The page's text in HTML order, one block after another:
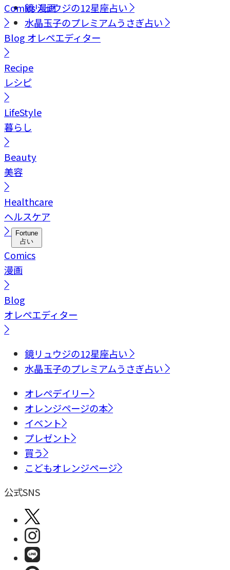
鏡リュウジの12星座占い
水晶玉子のプレミアムうさぎ占い
Comics漫画
Blog オレペエディター
Recipe
レシピ
LifeStyle
暮らし
Beauty
美容
Healthcare
ヘルスケア
Fortune
占い
Comics
漫画
Blog
オレペエディター
鏡リュウジの12星座占い
水晶玉子のプレミアムうさぎ占い
オレペデイリー
オレンジページの本
イベント
プレゼント
買う
こどもオレンジページ
公式SNS